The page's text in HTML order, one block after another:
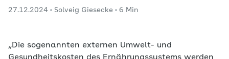
frisches, regionales Gemüse und Obst.
27.12.2024 Solveig Giesecke 6 Min
„Die sogenannten externen Umwelt- und